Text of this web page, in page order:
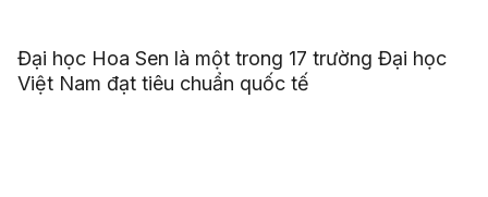
Đại học Hoa Sen là một trong 17 trường Đại học
Việt Nam đạt tiêu chuẩn quốc tế